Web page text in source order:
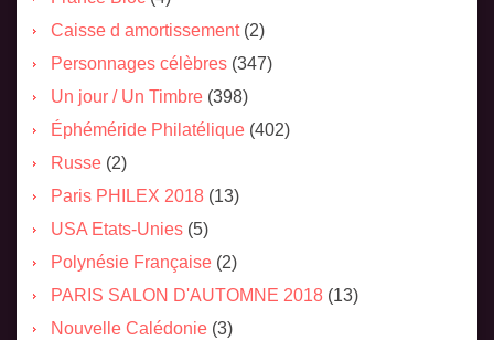
Caisse d amortissement(2)
Personnages célèbres (347)
Un jour / Un Timbre (398)
Éphéméride Philatélique (402)
Russe (2)
Paris PHILEX 2018 (13)
USA Etats-Unies (5)
Polynésie Française (2)
PARIS SALON D'AUTOMNE 2018 (13)
Nouvelle Calédonie (3)